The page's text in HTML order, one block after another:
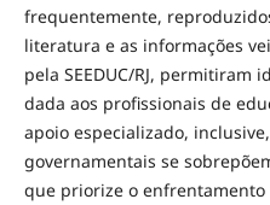
frequentemente,
literatura e as informações
pela SEEDUC/RJ,
dada aos profissionais de
apoio especializado,
governamentais se
que priorize o